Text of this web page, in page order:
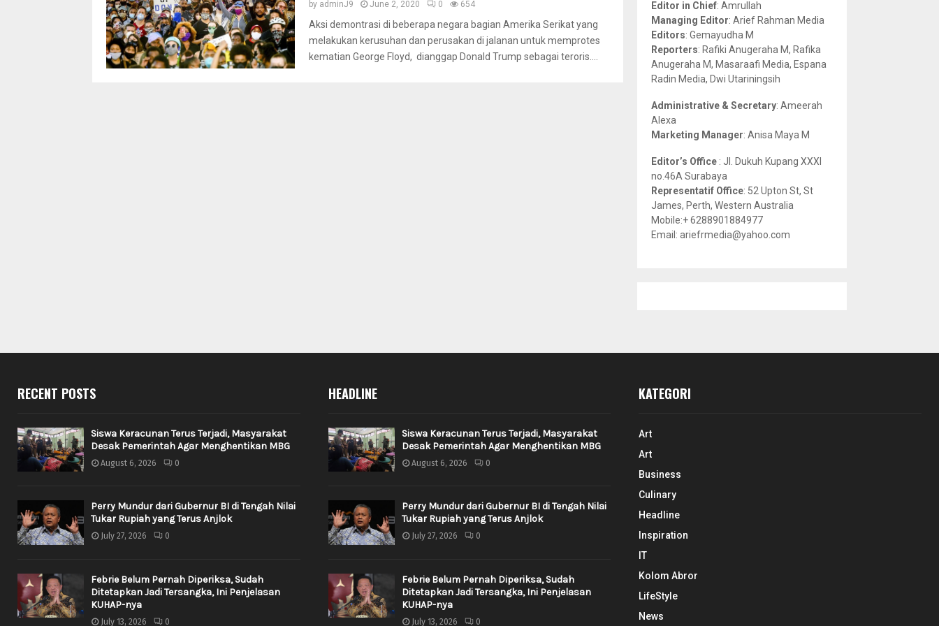
by adminJ9 June 2, 2020 0 654
Aksi demontrasi di beberapa negara bagian Amerika Serikat yang
melakukan kerusuhan dan perusakan di jalanan untuk memprotes
kematian George Floyd, dianggap Donald Trump sebagai teroris....
r
:
R
H
Editor in Chief: Amrullah
Managing Editor: Arief Rahman Media
Editors: Gemayudha M
Reporters: Rafiki Anugeraha M, Rafika
Anugeraha M, Masaraafi Media, Espana
Radin Media, Dwi Utariningsih
Administrative & Secretary: Ameerah
Alexa
Marketing Manager: Anisa Maya M
Editor’s Office : Jl. Dukuh Kupang XXXI
no.46A Surabaya
Representatif Office: 52 Upton St, St
James, Perth, Western Australia
Mobile:+ 6288901884977
Email: ariefrmedia@yahoo.com
RECENT POSTS
Siswa Keracunan Terus Terjadi, Masyarakat
Desak Pemerintah Agar Menghentikan MBG
August 6, 2026 0
Perry Mundur dari Gubernur BI di Tengah Nilai
Tukar Rupiah yang Terus Anjlok
July 27, 2026 0
Febrie Belum Pernah Diperiksa, Sudah
Ditetapkan Jadi Tersangka, Ini Penjelasan
KUHAP-nya
July 13, 2026 0
HEADLINE
Siswa Keracunan Terus Terjadi, Masyarakat
Desak Pemerintah Agar Menghentikan MBG
August 6, 2026 0
Perry Mundur dari Gubernur BI di Tengah Nilai
Tukar Rupiah yang Terus Anjlok
July 27, 2026 0
Febrie Belum Pernah Diperiksa, Sudah
Ditetapkan Jadi Tersangka, Ini Penjelasan
KUHAP-nya
July 13, 2026 0
KATEGORI
Art
Art
Business
Culinary
Headline
Inspiration
IT
Kolom Abror
LifeStyle
News